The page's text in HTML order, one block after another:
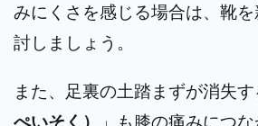
みにくさを感じる場合は、靴
討しましょう。
また、足裏の土踏まずが消失す
ぺいそく）
」も膝の痛みにつ